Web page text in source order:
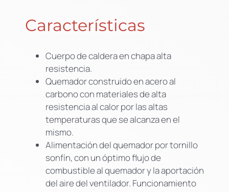
Características
Cuerpo de caldera en chapa alta
resistencia.
Quemador construido en acero al
carbono con materiales de alta
resistencia al calor por las altas
temperaturas que se alcanza en el
mismo.
Alimentación del quemador por tornillo
sonfín, con un óptimo flujo de
combustible al quemador y la aportación
del aire del ventilador. Funcionamiento